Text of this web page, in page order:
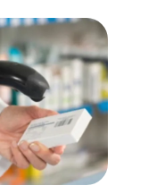
por
projeto de
rastreabilidade
no setor
da saúde